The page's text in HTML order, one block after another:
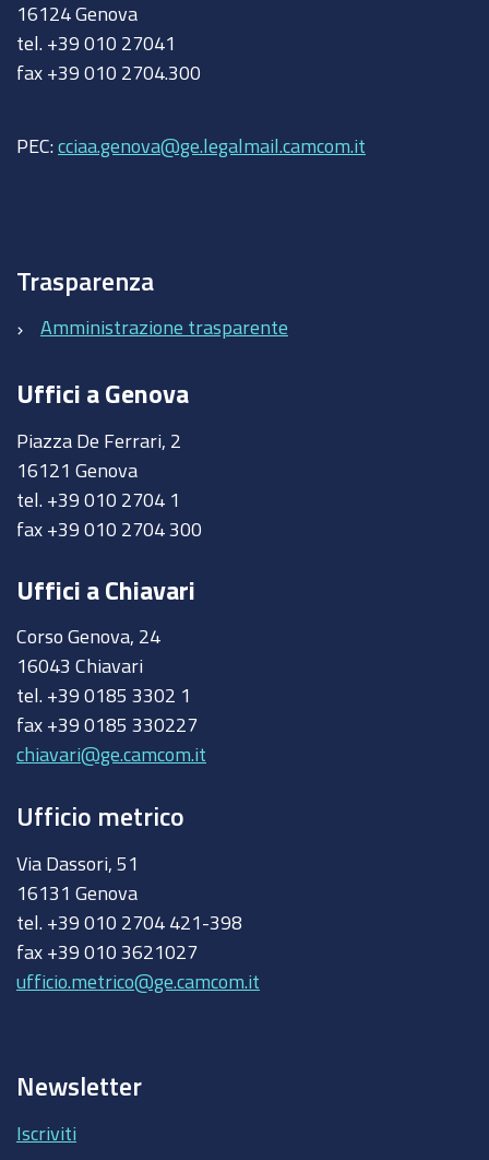
16124 Genova
tel. +39 010 27041
fax +39 010 2704.300
PEC: cciaa.genova@ge.legalmail.camcom.it
Trasparenza
Amministrazione trasparente
Uffici a Genova
Piazza De Ferrari, 2
16121 Genova
tel. +39 010 2704 1
fax +39 010 2704 300
Uffici a Chiavari
Corso Genova, 24
16043 Chiavari
tel. +39 0185 3302 1
fax +39 0185 330227
chiavari@ge.camcom.it
Ufficio metrico
Via Dassori, 51
16131 Genova
tel. +39 010 2704 421-398
fax +39 010 3621027
ufficio.metrico@ge.camcom.it
Newsletter
Iscriviti